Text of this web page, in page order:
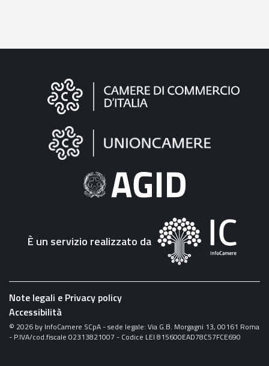
Informazioni
"Fattura
Elettronica"
È un servizio realizzato da
Note legali e Privacy policy
Accessibilità
© 2026 by InfoCamere SCpA - sede legale: Via G.B. Morgagni 13, 00161 Roma
- P.IVA/cod.fiscale 02313821007 - Codice LEI 815600EAD78C57FCE690